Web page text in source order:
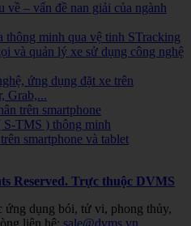
về – vấn đề nan giải của ngành
thông minh qua vệ tinh STracking
và quản lý xe sử dụng công nghệ
ứng dụng đặt xe trên
Grab,...
trên smartphone
S-TMS ) thông minh
smartphone và tablet
Reserved. Trực thuộc DVMS
ứng dụng bói, tử vi, phong thủy,